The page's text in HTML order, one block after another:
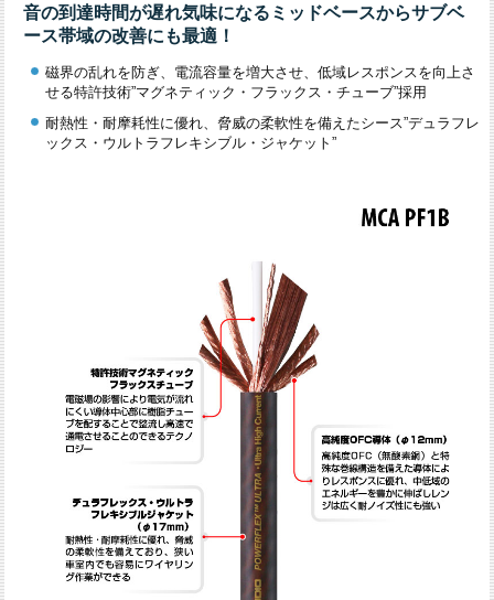
音の到達時間が遅れ気味になるミッドベースからサブベ
ース帯域の改善にも最適！
磁界の乱れを防ぎ、電流容量を増大させ、低域レスポンスを向上さ
せる特許技術”マグネティック・フラックス・チューブ”採用
耐熱性・耐摩耗性に優れ、脅威の柔軟性を備えたシース”デュラフレ
ックス・ウルトラフレキシブル・ジャケット”